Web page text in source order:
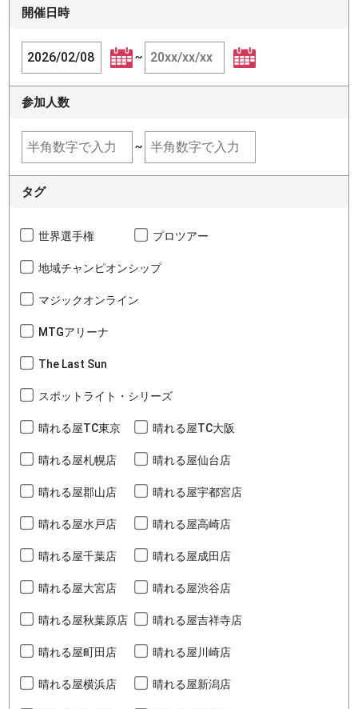
開催日時
~
参加人数
~
タグ
世界選手権 プロツアー
地域チャンピオンシップ
マジックオンライン
MTGアリーナ
The Last Sun
スポットライト・シリーズ
晴れる屋TC東京 晴れる屋TC大阪
晴れる屋札幌店 晴れる屋仙台店
晴れる屋郡山店 晴れる屋宇都宮店
晴れる屋水戸店 晴れる屋高崎店
晴れる屋千葉店 晴れる屋成田店
晴れる屋大宮店 晴れる屋渋谷店
晴れる屋秋葉原店 晴れる屋吉祥寺店
晴れる屋町田店 晴れる屋川崎店
晴れる屋横浜店 晴れる屋新潟店